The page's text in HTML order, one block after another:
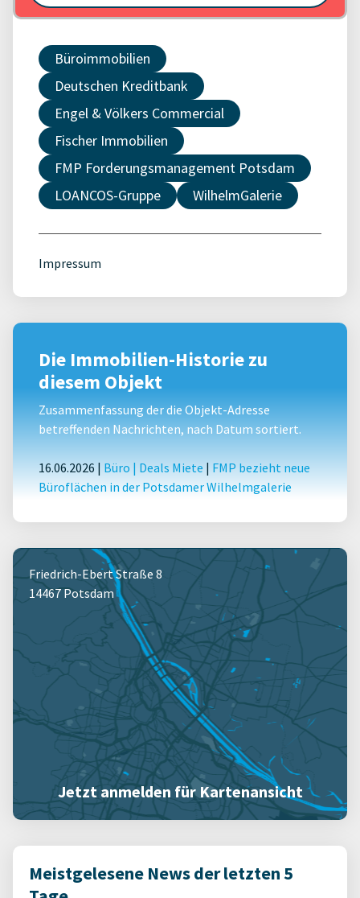
Büroimmobilien
Deutschen Kreditbank
Engel & Völkers Commercial
Fischer Immobilien
FMP Forderungsmanagement Potsdam
LOANCOS-Gruppe
WilhelmGalerie
Impressum
Die Immobilien-Historie zu
diesem Objekt
Zusammenfassung der die Objekt-Adresse
betreffenden Nachrichten, nach Datum sortiert.
16.06.2026 | Büro | Deals Miete | FMP bezieht neue
Büroflächen in der Potsdamer Wilhelmgalerie
Friedrich-Ebert Straße 8
14467 Potsdam
Jetzt anmelden für Kartenansicht
Meistgelesene News der letzten 5